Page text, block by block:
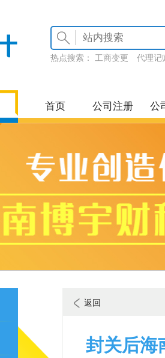
热点搜索： 工商变更 代理记
首页 公司注册 公
返回
封关后海